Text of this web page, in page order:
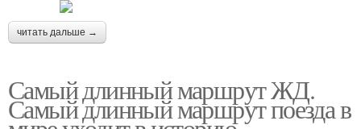
читать дальше →
Самый длинный маршрут ЖД.
Самый длинный маршрут поезда в